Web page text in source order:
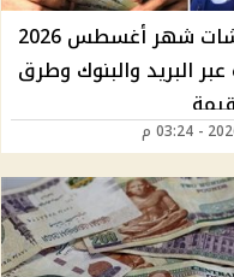
موعد صرف معاشات شهر أغسطس 2026
عبر البريد والبنوك وطرق